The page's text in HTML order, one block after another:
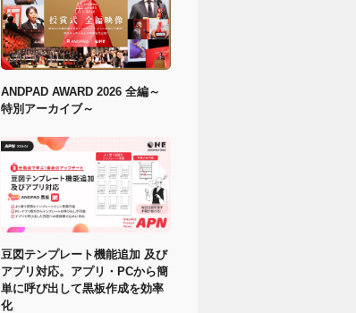
ANDPAD AWARD 2026 全編～
特別アーカイブ～
豆図テンプレート機能追加 及び
アプリ対応。アプリ・PCから簡
単に呼び出して黒板作成を効率
化